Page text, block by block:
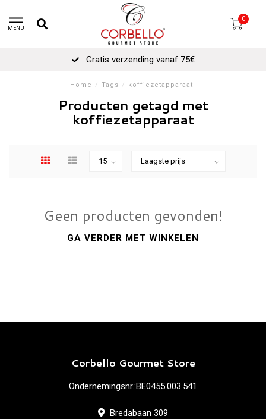
MENU
0
Gratis verzending vanaf 75€
Home / Tags / koffiezetapparaat
Producten getagd met
koffiezetapparaat
Geen producten gevonden!
GA VERDER MET WINKELEN
Corbello Gourmet Store
Ondernemingsnr.:BE0455.003.541
Bredabaan 309